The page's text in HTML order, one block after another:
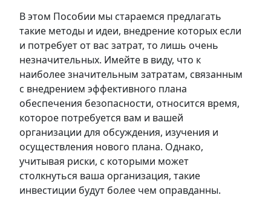
В этом Пособии мы стараемся предлагать
такие методы и идеи, внедрение которых если
и потребует от вас затрат, то лишь очень
незначительных. Имейте в виду, что к
наиболее значительным затратам, связанным
с внедрением эффективного плана
обеспечения безопасности, относится время,
которое потребуется вам и вашей
организации для обсуждения, изучения и
осуществления нового плана. Однако,
учитывая риски, с которыми может
столкнуться ваша организация, такие
инвестиции будут более чем оправданны.